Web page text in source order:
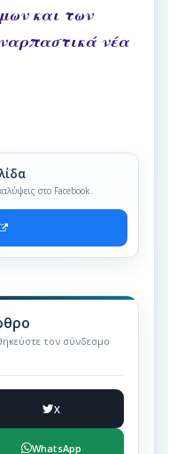
και των
νέα
στο Facebook.
τον σύνδεσμο
X
WhatsApp